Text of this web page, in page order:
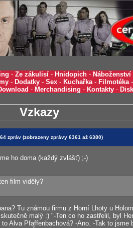
- Ze zákulisí - Hnidopich - Náboženství
- Dodatky - Sex - Kuchařka- Filmotéka-
- Merchandising - Kontakty -
Vzkazy
zpráv (zobrazeny zprávy 6361 až 6380)
ho doma (každý zvlášť) ;-)
film viděly?
Tu známou firmu z Horní Lhoty u
malý :) "-Ten co ho zastřelil, byl
Alva Pfaffenbachová? -Ano. -Tak to jsme